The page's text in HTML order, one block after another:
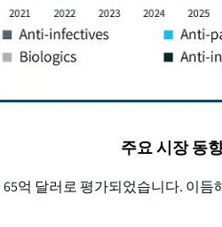
주요 시장 동
65억 달러로 평가되었습니다. 이